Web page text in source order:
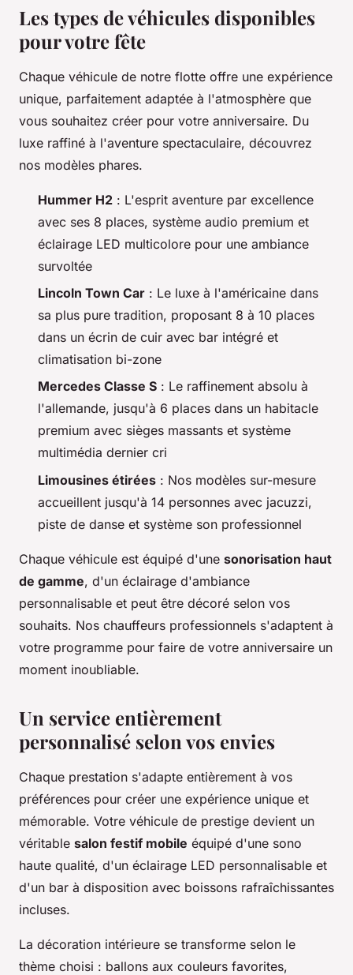
Les types de véhicules disponibles
pour votre fête
Chaque véhicule de notre flotte offre une expérience
unique, parfaitement adaptée à l'atmosphère que
vous souhaitez créer pour votre anniversaire. Du
luxe raffiné à l'aventure spectaculaire, découvrez
nos modèles phares.
Hummer H2 : L'esprit aventure par excellence
avec ses 8 places, système audio premium et
éclairage LED multicolore pour une ambiance
survoltée
Lincoln Town Car : Le luxe à l'américaine dans
sa plus pure tradition, proposant 8 à 10 places
dans un écrin de cuir avec bar intégré et
climatisation bi-zone
Mercedes Classe S : Le raffinement absolu à
l'allemande, jusqu'à 6 places dans un habitacle
premium avec sièges massants et système
multimédia dernier cri
Limousines étirées : Nos modèles sur-mesure
accueillent jusqu'à 14 personnes avec jacuzzi,
piste de danse et système son professionnel
Chaque véhicule est équipé d'une sonorisation haut
de gamme, d'un éclairage d'ambiance
personnalisable et peut être décoré selon vos
souhaits. Nos chauffeurs professionnels s'adaptent à
votre programme pour faire de votre anniversaire un
moment inoubliable.
Un service entièrement
personnalisé selon vos envies
Chaque prestation s'adapte entièrement à vos
préférences pour créer une expérience unique et
mémorable. Votre véhicule de prestige devient un
véritable salon festif mobile équipé d'une sono
haute qualité, d'un éclairage LED personnalisable et
d'un bar à disposition avec boissons rafraîchissantes
incluses.
La décoration intérieure se transforme selon le
thème choisi : ballons aux couleurs favorites,